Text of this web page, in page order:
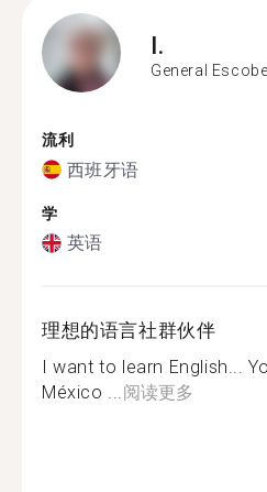
I.
General
流利
西班牙语
学
英语
理想的语言社群伙伴
I want to learn English...
México ...阅读更多